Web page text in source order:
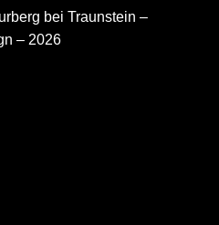
bei Traunstein –
– 2026